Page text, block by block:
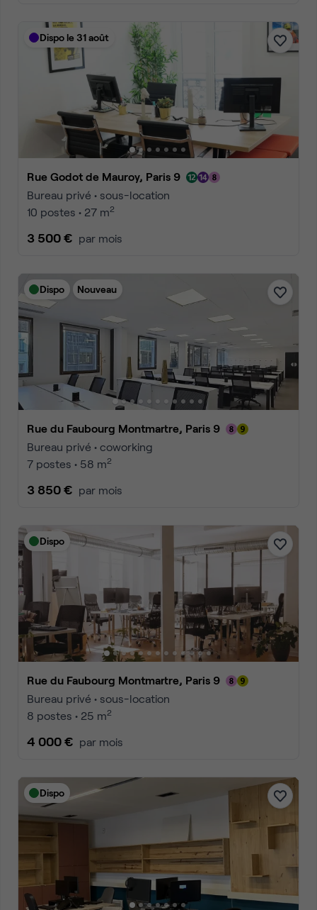
Dispo le 31 août
Rue Godot de Mauroy, Paris 9
Bureau privé • sous-location
10 postes • 27 m2
3 500 € par mois
Dispo Nouveau
Rue du Faubourg Montmartre, Paris 9
Bureau privé • coworking
7 postes • 58 m2
3 850 € par mois
Dispo
Rue du Faubourg Montmartre, Paris 9
Bureau privé • sous-location
8 postes • 25 m2
4 000 € par mois
Dispo